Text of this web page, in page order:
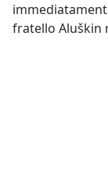
fratello Aluškin